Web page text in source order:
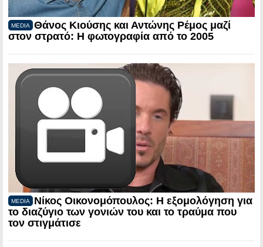
MEDIA
Θάνος Κιούσης και Αντώνης Ρέμος μαζί
στον στρατό: Η φωτογραφία από το 2005
MEDIA
Νίκος Οικονομόπουλος: Η εξομολόγηση για
το διαζύγιο των γονιών του και το τραύμα που
τον στιγμάτισε